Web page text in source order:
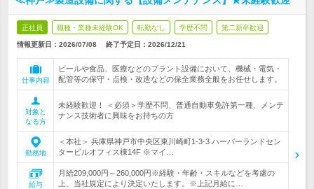
正社員 職種・業種未経験OK 転勤なし 学歴不問 第二新卒歓迎
情報更新日：2026/07/08 終了予定日： 2026/12/21
仕事内容
ビールや食品、医療などのプラント設備において、機械・電気・
配管等の保守・点検・改造などの保全業務全般をお任せします。
対象と
なる方
未経験歓迎！ ＜必須＞学歴不問、普通自動車免許第一種、メンテ
ナンス技術者に興味をお持ちの方
勤務地
＜本社＞ 兵庫県神戸市中央区東川崎町1-3-3 ハーバーランドセン
タービルオフィス棟14F ※マイ…
給与
月給209,000円～260,000円※経験・年齢・スキルなどを考慮の
上、当社規定により決定いたします。※上記月給に…